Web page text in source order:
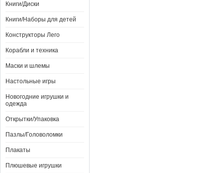
Книги/Диски
Книги/Наборы для детей
Конструкторы Лего
Корабли и техника
Маски и шлемы
Настольные игры
Новогодние игрушки и
одежда
Открытки/Упаковка
Пазлы/Головоломки
Плакаты
Плюшевые игрушки